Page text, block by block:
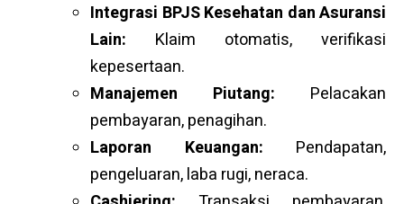
Integrasi BPJS Kesehatan dan Asuransi
Lain: Klaim otomatis, verifikasi
kepesertaan.
Manajemen Piutang: Pelacakan
pembayaran, penagihan.
Laporan Keuangan: Pendapatan,
pengeluaran, laba rugi, neraca.